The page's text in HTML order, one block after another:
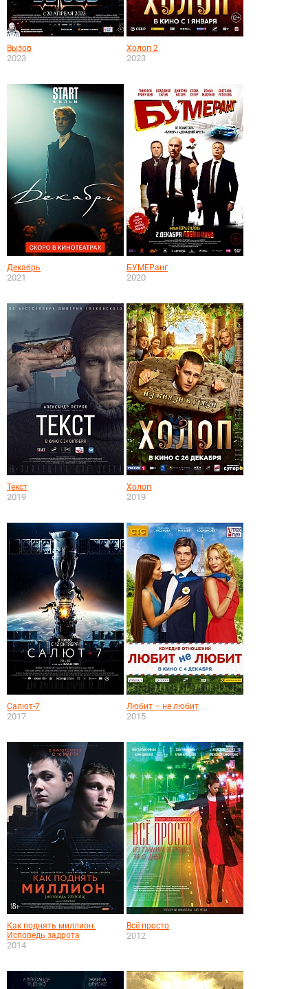
Вызов
2023
Холоп 2
2023
Декабрь
2021
БУМЕРанг
2020
Текст
2019
Холоп
2019
Салют-7
2017
Любит – не любит
2015
Как поднять миллион.
Исповедь задрота
2014
Всё просто
2012